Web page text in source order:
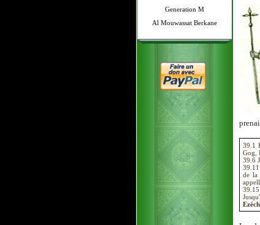
Generation M
Al Mouwassat Berkane
39.1
Gog,
39.6
de la